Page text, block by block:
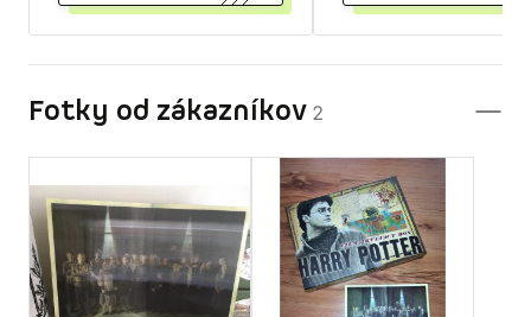
Fotky od zákazníkov 2